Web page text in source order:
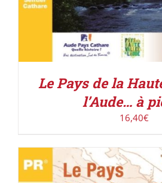
Le Pays de la
l’Aude… à
16,40€